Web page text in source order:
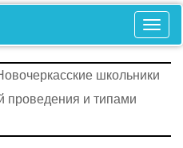
школьники
проведения и типами